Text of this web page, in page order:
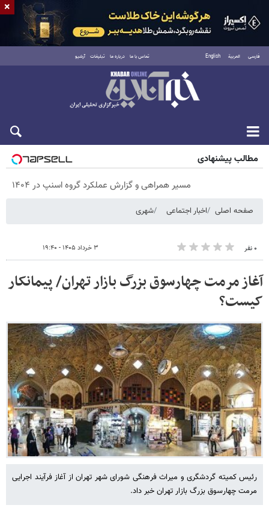
فارسی العربية English تماس با ما درباره ما تبلیغات آرشیو
شنبه ۱۷ مرداد ۱۴۰۵
مطالب پیشنهادی
مسیر همراهی و گزارش عملکرد گروه اسنپ در ۱۴۰۴
صفحه اصلی اخبار اجتماعی شهری
۰ نفر ۳ خرداد ۱۴۰۵ - ۱۹:۴۰
آغاز مرمت چهارسوق بزرگ بازار تهران/ پیمانکار
کیست؟
رئیس کمیته گردشگری و میراث فرهنگی شورای شهر تهران از آغاز فرآیند اجرایی
مرمت چهارسوق بزرگ بازار تهران خبر داد.
×